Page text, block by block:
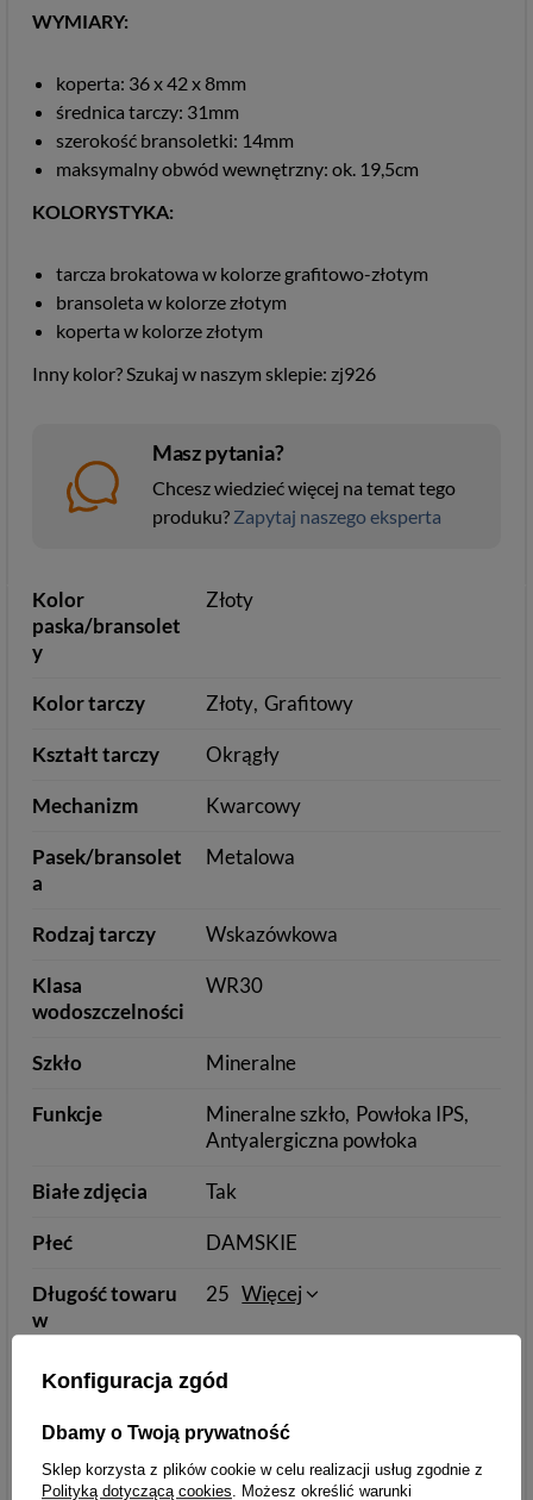
WYMIARY:
koperta: 36 x 42 x 8mm
średnica tarczy: 31mm
szerokość bransoletki: 14mm
maksymalny obwód wewnętrzny: ok. 19,5cm
KOLORYSTYKA:
tarcza brokatowa w kolorze grafitowo-złotym
bransoleta w kolorze złotym
koperta w kolorze złotym
Inny kolor? Szukaj w naszym sklepie: zj926
Masz pytania?
Chcesz wiedzieć więcej na temat tego
produku? Zapytaj naszego eksperta
Kolor
paska/bransolet
y
Złoty
Kolor tarczy Złoty Grafitowy
Kształt tarczy Okrągły
Mechanizm Kwarcowy
Pasek/bransolet
a
Metalowa
Rodzaj tarczy Wskazówkowa
Klasa
wodoszczelności
WR30
Szkło Mineralne
Funkcje Mineralne szkło Powłoka IPS
Antyalergiczna powłoka
Białe zdjęcia Tak
Płeć DAMSKIE
Długość towaru
w
Więcej
25 Więcej
Szerokość
towaru w
centymetrach
8 Więcej
Konfiguracja zgód
Dbamy o Twoją prywatność
Sklep korzysta z plików cookie w celu realizacji usług zgodnie z
Polityką dotyczącą cookies. Możesz określić warunki